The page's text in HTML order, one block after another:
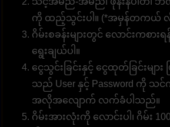
ကို ထည့်သွင်းပါ။ (*အမှန်တကယ် လို
ဂိမ်းစခန်းများတွင် လောင်းကစားရ
ရွေးချယ်ပါ။
ငွေသွင်းခြင်းနှင့် ငွေထုတ်ခြင်းများ
သည် User နှင့် Password ကို
အလိုအလျောက် လက်ခံပါသည်။
ဂိမ်းအားလုံးကို လောင်းပါ၊ ဂိမ်း